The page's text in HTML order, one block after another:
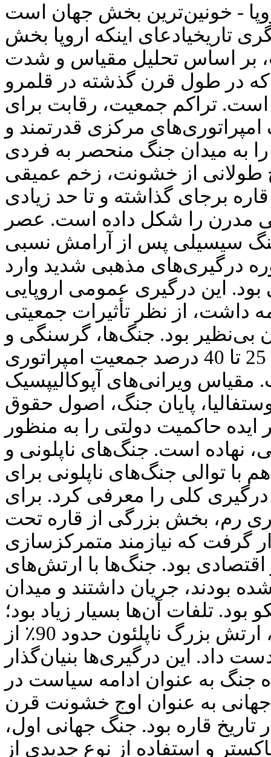
- خونین‌ترین بخش جهان است
تاریخیادعای اینکه اروپا بخش
بر اساس تحلیل مقیاس و شدت
در طول قرن گذشته در قلمرو
تراکم جمعیت، رقابت برای
امپراتوری‌های مرکزی قدرتمند و
را به میدان جنگ منحصر به فردی
طولانی از خشونت، زخم عمیقی
برجای گذاشته و تا حد زیادی
مدرن را شکل داده است. عصر
سیسیلی پس از آرامش نسبی
درگیری‌های مذهبی شدید وارد
این درگیری عمومی اروپایی
1618 تا 1648 ادامه داشت، از نظر تأثیرات جمعیتی
بی‌نظیر بود. جنگ‌ها، گرسنگی و
اپیدمی‌ها، زندگی حدود 25 تا 40 درصد جمعیت امپراتوری
ویرانی‌های آپوکالیپسیک
پایان جنگ، اصول حقوق
ایده حاکمیت دولتی را به منظور
نهاده است. جنگ‌های ناپلونی و
با توالی جنگ‌های ناپلونی برای
کلی را معرفی کرد. برای
رم، بخش بزرگی از قاره تحت
گرفت که نیازمند متمرکزسازی
اقتصادی بود. جنگ‌ها با ارتش‌های
بودند، جریان داشتند و میدان
بود. تلفات آن‌ها بسیار زیاد بود؛
تنها در جنگ روسیه 1812، ارتش بزرگ ناپلئون حدود 90٪ از
داد. این درگیری‌ها بنیان‌گذار
جنگ به عنوان ادامه سیاست در
به عنوان اوج خشونت قرن
تاریخ قاره بود. جنگ جهانی اول،
و استفاده از نوع جدیدی از